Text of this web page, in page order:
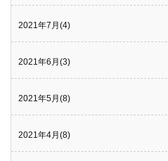
2021年7月(4)
2021年6月(3)
2021年5月(8)
2021年4月(8)